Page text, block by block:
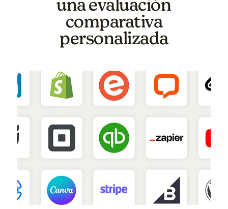
una evaluación
comparativa
personalizada